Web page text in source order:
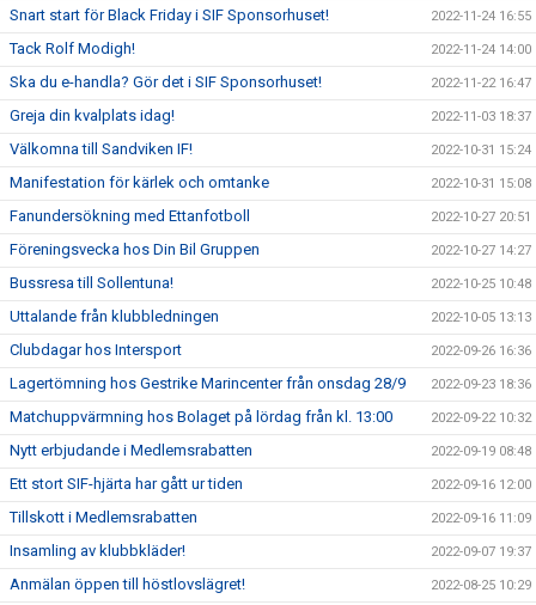
Snart start för Black Friday i SIF Sponsorhuset! 2022-11-24 16:55
Tack Rolf Modigh! 2022-11-24 14:00
Ska du e-handla? Gör det i SIF Sponsorhuset! 2022-11-22 16:47
Greja din kvalplats idag! 2022-11-03 18:37
Välkomna till Sandviken IF! 2022-10-31 15:24
Manifestation för kärlek och omtanke 2022-10-31 15:08
Fanundersökning med Ettanfotboll 2022-10-27 20:51
Föreningsvecka hos Din Bil Gruppen 2022-10-27 14:27
Bussresa till Sollentuna! 2022-10-25 10:48
Uttalande från klubbledningen 2022-10-05 13:13
Clubdagar hos Intersport 2022-09-26 16:36
Lagertömning hos Gestrike Marincenter från onsdag 28/9 2022-09-23 18:36
Matchuppvärmning hos Bolaget på lördag från kl. 13:00 2022-09-22 10:32
Nytt erbjudande i Medlemsrabatten 2022-09-19 08:48
Ett stort SIF-hjärta har gått ur tiden 2022-09-16 12:00
Tillskott i Medlemsrabatten 2022-09-16 11:09
Insamling av klubbkläder! 2022-09-07 19:37
Anmälan öppen till höstlovslägret! 2022-08-25 10:29